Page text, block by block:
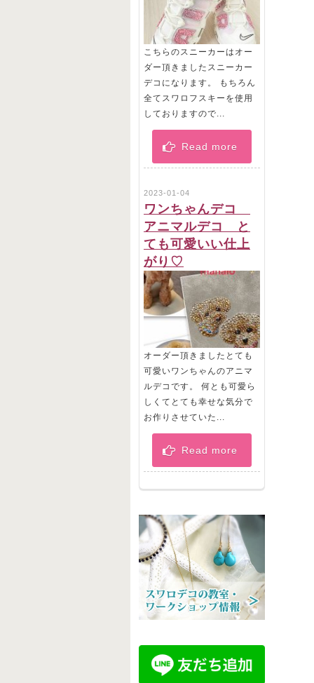
こちらのスニーカーはオー
ダー頂きましたスニーカー
デコになります。 もちろん
全てスワロフスキーを使用
しておりますので...
Read more
2023-01-04
ワンちゃんデコ
アニマルデコ と
ても可愛いい仕上
がり♡
オーダー頂きましたとても
可愛いワンちゃんのアニマ
ルデコです。 何とも可愛ら
しくてとても幸せな気分で
お作りさせていた...
Read more